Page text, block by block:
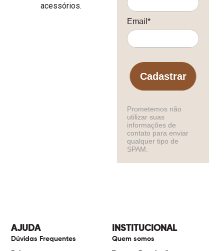
acessórios.
Email*
Cadastrar
Prometemos não
utilizar suas
informações de
contato para enviar
qualquer tipo de
SPAM.
INSTITUCIONAL
Quem somos
AJUDA
Dúvidas Frequentes